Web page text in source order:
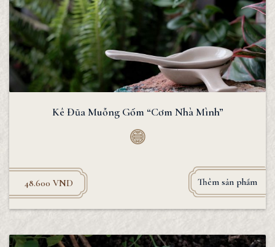
Kê Đũa Muỗng Gốm “Cơm Nhà Mình”
48.600 VND Thêm sản phẩm